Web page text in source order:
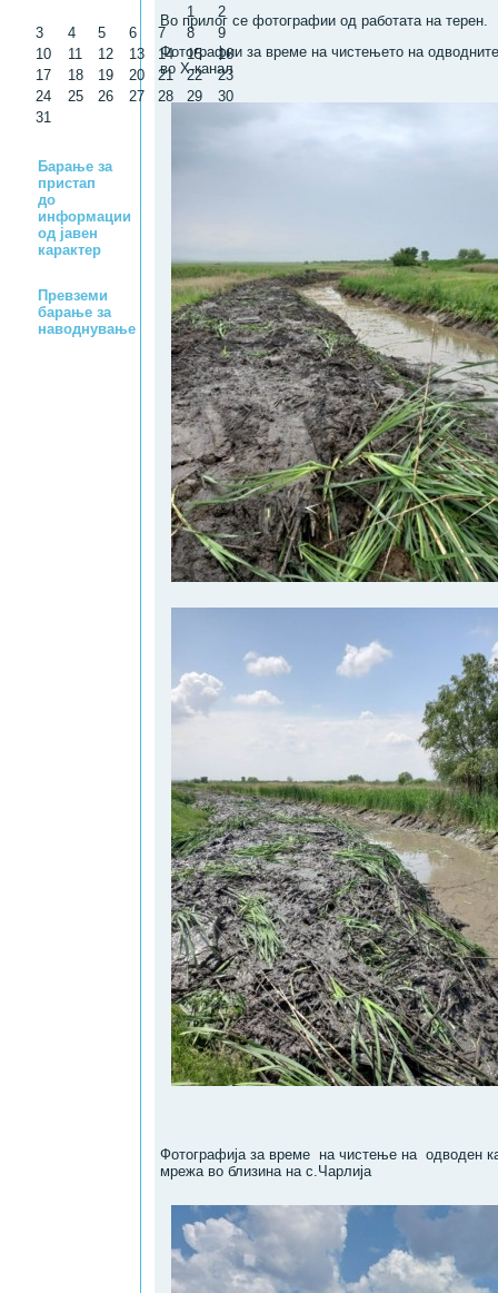
1
2
3
4 5 6 7 8
9
10
11 12 13 14 15
16
17
18 19 20 21 22
23
24
25 26 27 28 29
30
31
Барање за
пристап
до
информации
од јавен
карактер
Превземи
барање за
наводнување
Во прилог се фотографии од работата на терен.
Фотографии за време на чистењето на
во X-канал
Фотографија за време на чистење на одводен
мрежа во близина на с.Чарлија